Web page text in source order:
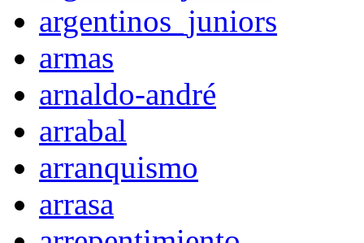
argentinos_juniors
armas
arnaldo-andré
arrabal
arranquismo
arrasa